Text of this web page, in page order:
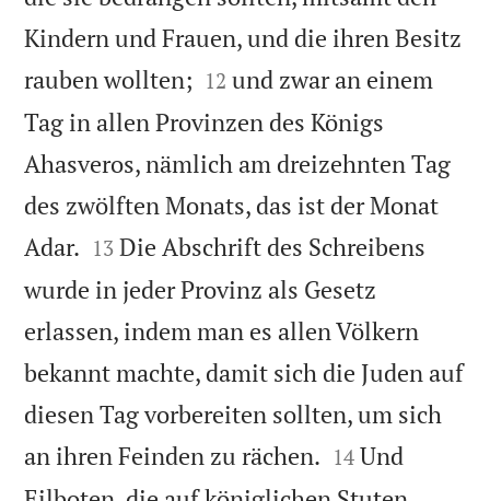
Kindern und Frauen, und die ihren Besitz
rauben wollten; 

12 und zwar an einem
Tag in allen Provinzen des Königs
Ahasveros, nämlich am dreizehnten Tag
des zwölften Monats, das ist der Monat
Adar. 

13 Die Abschrift des Schreibens
wurde in jeder Provinz als Gesetz
erlassen, indem man es allen Völkern
bekannt machte, damit sich die Juden auf
diesen Tag vorbereiten sollten, um sich
an ihren Feinden zu rächen. 

14 Und